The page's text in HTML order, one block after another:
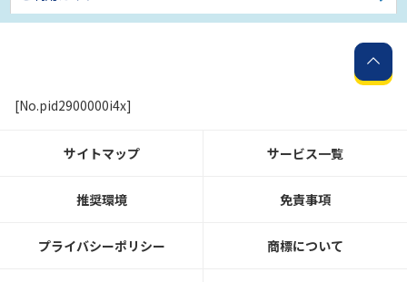
[No.pid2900000i4x]
サイトマップ サービス一覧
推奨環境 免責事項
プライバシーポリシー 商標について